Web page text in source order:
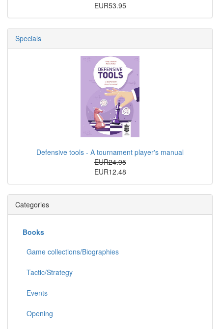
EUR53.95
Specials
Defensive tools - A tournament player's manual
EUR24.95
EUR12.48
Categories
Books
Game collections/Biographies
Tactic/Strategy
Events
Opening